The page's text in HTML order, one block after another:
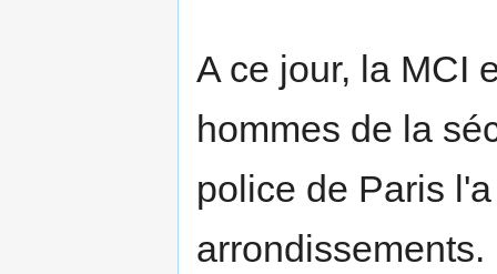
A ce jour, la MCI
hommes de la
police de Paris